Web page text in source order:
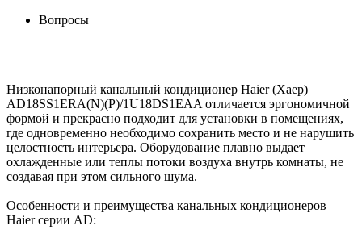
Вопросы
Низконапорный канальный кондиционер Haier (Хаер)
AD18SS1ERA(N)(P)/1U18DS1EAA отличается эргономичной
формой и прекрасно подходит для установки в помещениях,
где одновременно необходимо сохранить место и не нарушить
целостность интерьера. Оборудование плавно выдает
охлажденные или теплы потоки воздуха внутрь комнаты, не
создавая при этом сильного шума.
Особенности и преимущества канальных кондиционеров
Haier серии AD: